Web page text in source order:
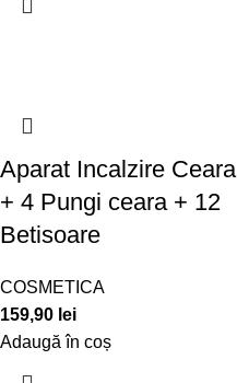
Aparat Incalzire Ceara
+ 4 Pungi ceara + 12
Betisoare
COSMETICA
159,90 lei
Adaugă în coș